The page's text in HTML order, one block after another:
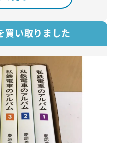
買い取りました